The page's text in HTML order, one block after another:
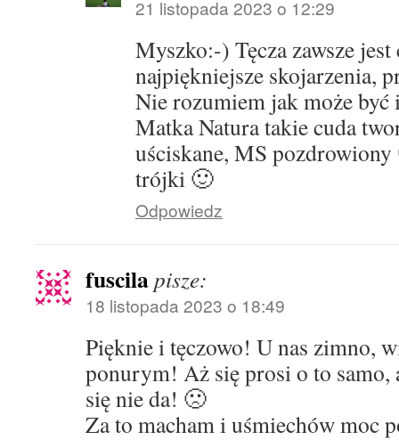
21 listopada 2023 o 12:29
Myszko:-) Tęcza zawsze
najpiękniejsze skojarzenia,
Nie rozumiem jak może być
Matka Natura takie cuda
uściskane, MS pozdrowiony
trójki 🙂
Odpowiedz
fuscilapisze:
18 listopada 2023 o 18:49
Pięknie i tęczowo! U nas zimno,
ponurym! Aż się prosi o to samo,
się nie da! 🙁
Za to macham i uśmiechów moc